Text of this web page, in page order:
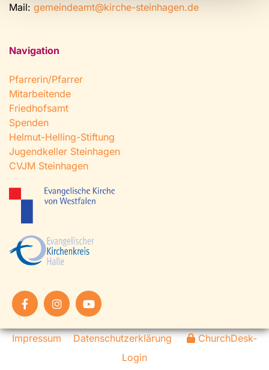
Mail: gemeindeamt@kirche-steinhagen.de
Navigation
Pfarrerin/Pfarrer
Mitarbeitende
Friedhofsamt
Spenden
Helmut-Helling-Stiftung
Jugendkeller Steinhagen
CVJM Steinhagen
Impressum Datenschutzerklärung
ChurchDesk-
Login